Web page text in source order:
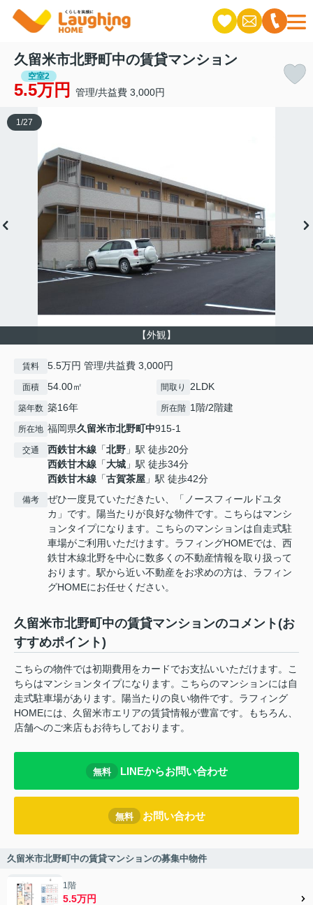
久留米市北野町中の賃貸マンション
空室2
5.5万円 管理/共益費 3,000円
【外観】
1 /27
賃料 5.5万円 管理/共益費 3,000円
面積 54.00㎡ 間取り 2LDK
築年数 築16年 所在階 1階/2階建
所在地 福岡県久留米市北野町中915-1
交通 西鉄甘木線 「北野 」駅 徒歩20分
西鉄甘木線 「大城 」駅 徒歩34分
西鉄甘木線 「古賀茶屋 」駅 徒歩42分
備考
ぜひ一度見ていただきたい、「ノースフィールドユタ
カ」です。陽当たりが良好な物件です。こちらはマンシ
ョンタイプになります。こちらのマンションは自走式駐
車場がご利用いただけます。ラフィングHOMEでは、西
鉄甘木線北野を中心に数多くの不動産情報を取り扱って
おります。駅から近い不動産をお求めの方は、ラフィン
グHOMEにお任せください。
久留米市北野町中の賃貸マンションのコメント(お
すすめポイント)
こちらの物件では初期費用をカードでお支払いいただけます。こ
ちらはマンションタイプになります。こちらのマンションには自
走式駐車場があります。陽当たりの良い物件です。ラフィング
HOMEには、久留米市エリアの賃貸情報が豊富です。もちろん、
店舗へのご来店もお待ちしております。
無料 LINEからお問い合わせ
無料 お問い合わせ
久留米市北野町中の賃貸マンションの募集中物件
1階
5.5万円